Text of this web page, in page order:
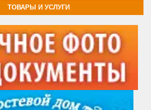
ТОВАРЫ И УСЛУГИ